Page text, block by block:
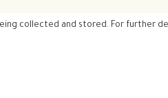
collected and stored. For further